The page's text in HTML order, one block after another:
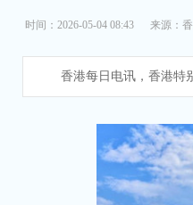
时间：2026-05-04 08:43 来源：
香港每日电讯，香港特别